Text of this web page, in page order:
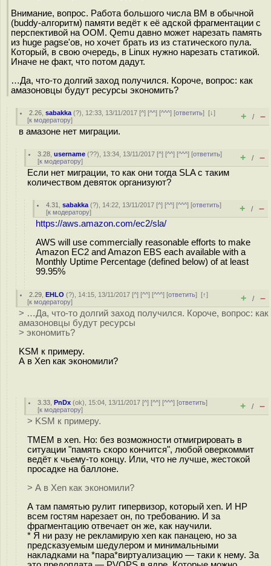
Внимание, вопрос. Работа большого числа ВМ в обычной
(buddy-алгоритм) памяти ведёт к её адской фрагментации с
перспективой на ООМ. Qemu давно может нарезать память
из huge pagse'ов, но хочет брать из из статического пула.
Который, в свою очередь, в Linux нужно нарезать статикой.
Иначе не факт, что потом дадут.
…Да, что-то долгий заход получился. Короче, вопрос: как
амазоновцы будут ресурсы экономить?
2.26 ,sabakka (?), 12:33, 13/11/2017 [^] [^^] [^^^] [ответить][↓]
[к модератору] + / –
в амазоне нет миграции.
3.28 ,username (??), 13:34, 13/11/2017 [^] [^^] [^^^] [ответить]
[к модератору] + / –
Если нет миграции, то как они тогда SLA c таким
количеством девяток организуют?
4.31 ,sabakka (?), 14:22, 13/11/2017 [^] [^^] [^^^] [ответить]
[к модератору] + / –
https://aws.amazon.com/ec2/sla/
AWS will use commercially reasonable efforts to make
Amazon EC2 and Amazon EBS each available with a
Monthly Uptime Percentage (defined below) of at least
99.95%
2.29 ,EHLO (?), 14:15, 13/11/2017 [^] [^^] [^^^] [ответить][↑]
[к модератору] + / –
> …Да, что-то долгий заход получился. Короче, вопрос: как
амазоновцы будут ресурсы
> экономить?
KSM к примеру.
А в Xen как экономили?
3.33 ,PnDx (ok), 15:04, 13/11/2017 [^] [^^] [^^^] [ответить]
[к модератору] + / –
> KSM к примеру.
TMEM в xen. Но: без возможности отмигрировать в
ситуации "память скоро кончится", любой оверкоммит
ведёт к чьему-то концу. Или, что не лучше, жестокой
просадке на баллоне.
> А в Xen как экономили?
А там памятью рулит гипервизор, который xen. И HP
всем гостям нарезает он, по требованию. И за
фрагментацию отвечает он же, как научили.
* Я ни разу не рекламирую xen как панацею, но за
предсказуемым шедулером и минимальными
накладками на *пара*виртуализацию — таки к нему. За